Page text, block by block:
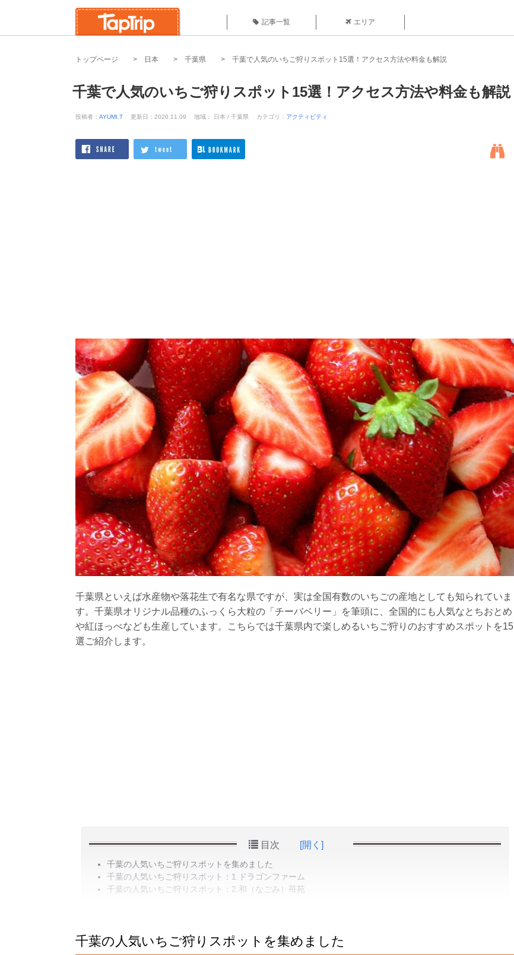
記事一覧 エリア
トップページ 日本 千葉県 千葉で人気のいちご狩りスポット15選！アクセス方法や料金も解説
千葉で人気のいちご狩りスポット15選！アクセス方法や料金も解説
投稿者： AYUMI.T 更新日：2020.11.09 地域： 日本 / 千葉県 カテゴリ： アクティビティ
千葉県といえば水産物や落花生で有名な県ですが、実は全国有数のいちごの産地としても知られていま
す。千葉県オリジナル品種のふっくら大粒の「チーバベリー」を筆頭に、全国的にも人気なとちおとめ
や紅ほっぺなども生産しています。こちらでは千葉県内で楽しめるいちご狩りのおすすめスポットを15
選ご紹介します。
目次 [開く]
千葉の人気いちご狩りスポットを集めました
千葉の人気いちご狩りスポット：1.ドラゴンファーム
千葉の人気いちご狩りスポット：2.和（なごみ）苺苑
千葉の人気いちご狩りスポットを集めました